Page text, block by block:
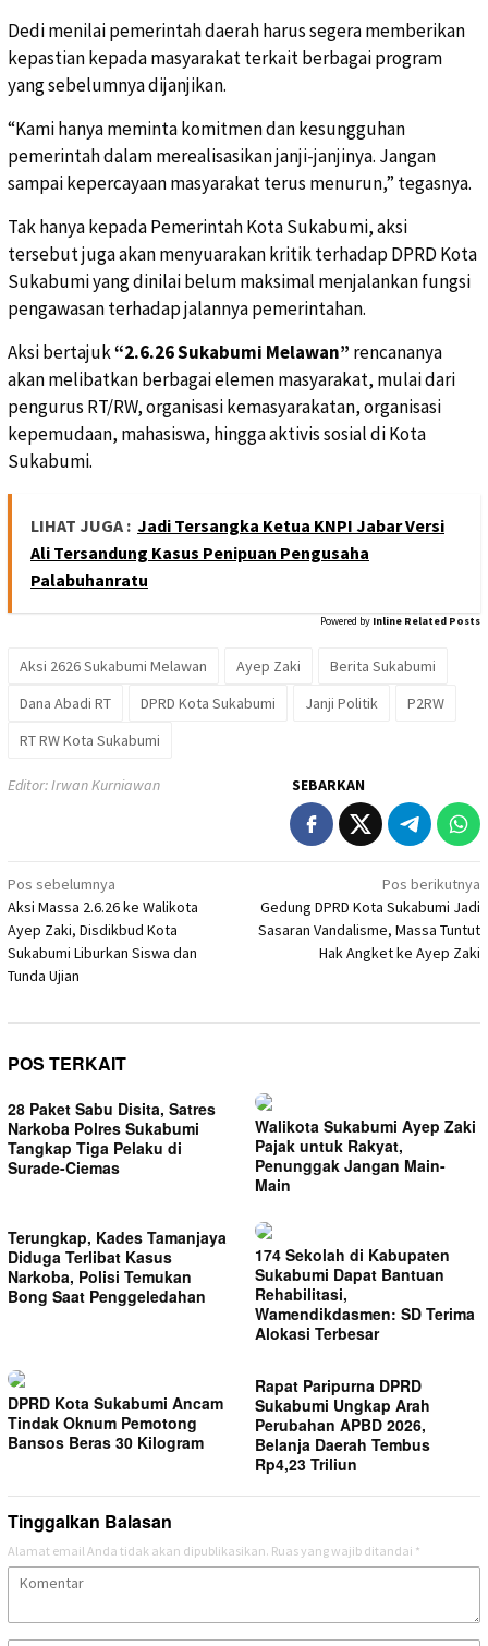
Dedi menilai pemerintah daerah harus segera memberikan
kepastian kepada masyarakat terkait berbagai program
yang sebelumnya dijanjikan.
“Kami hanya meminta komitmen dan kesungguhan
pemerintah dalam merealisasikan janji-janjinya. Jangan
sampai kepercayaan masyarakat terus menurun,” tegasnya.
Tak hanya kepada Pemerintah Kota Sukabumi, aksi
tersebut juga akan menyuarakan kritik terhadap DPRD Kota
Sukabumi yang dinilai belum maksimal menjalankan fungsi
pengawasan terhadap jalannya pemerintahan.
Aksi bertajuk“2.6.26 Sukabumi Melawan” rencananya
akan melibatkan berbagai elemen masyarakat, mulai dari
pengurus RT/RW, organisasi kemasyarakatan, organisasi
kepemudaan, mahasiswa, hingga aktivis sosial di Kota
Sukabumi.
LIHAT JUGA : Jadi Tersangka Ketua KNPI Jabar Versi
Ali Tersandung Kasus Penipuan Pengusaha
Palabuhanratu
Powered by Inline Related Posts
Aksi 2626 Sukabumi Melawan Ayep Zaki
Berita Sukabumi
Dana Abadi RT
DPRD Kota Sukabumi Janji Politik
P2RW
RT RW Kota Sukabumi
Editor: Irwan Kurniawan SEBARKAN
Navigasi
pos
Pos sebelumnya
Aksi Massa 2.6.26 ke Walikota
Ayep Zaki, Disdikbud Kota
Sukabumi Liburkan Siswa dan
Tunda Ujian
Pos berikutnya
Gedung DPRD Kota Sukabumi Jadi
Sasaran Vandalisme, Massa Tuntut
Hak Angket ke Ayep Zaki
POS TERKAIT
28 Paket Sabu Disita, Satres
Narkoba Polres Sukabumi
Tangkap Tiga Pelaku di
Surade-Ciemas
Walikota Sukabumi Ayep Zaki
Pajak untuk Rakyat,
Penunggak Jangan Main-
Main
Terungkap, Kades Tamanjaya
Diduga Terlibat Kasus
Narkoba, Polisi Temukan
Bong Saat Penggeledahan
174 Sekolah di Kabupaten
Sukabumi Dapat Bantuan
Rehabilitasi,
Wamendikdasmen: SD Terima
Alokasi Terbesar
DPRD Kota Sukabumi Ancam
Tindak Oknum Pemotong
Bansos Beras 30 Kilogram
Rapat Paripurna DPRD
Sukabumi Ungkap Arah
Perubahan APBD 2026,
Belanja Daerah Tembus
Rp4,23 Triliun
Tinggalkan Balasan
Alamat email Anda tidak akan dipublikasikan. Ruas yang wajib ditandai *